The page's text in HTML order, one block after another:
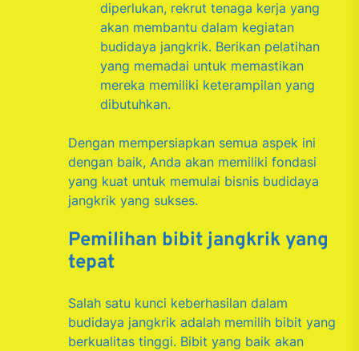
diperlukan, rekrut tenaga kerja yang
akan membantu dalam kegiatan
budidaya jangkrik. Berikan pelatihan
yang memadai untuk memastikan
mereka memiliki keterampilan yang
dibutuhkan.
Dengan mempersiapkan semua aspek ini
dengan baik, Anda akan memiliki fondasi
yang kuat untuk memulai bisnis budidaya
jangkrik yang sukses.
Pemilihan bibit jangkrik yang
tepat
Salah satu kunci keberhasilan dalam
budidaya jangkrik adalah memilih bibit yang
berkualitas tinggi. Bibit yang baik akan